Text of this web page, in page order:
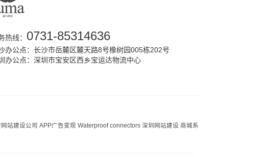
热线： 0731-85314636
办公点：长沙市岳麓区麓天路8号橡树园005栋202号
办公点：深圳市宝安区西乡宝运达物流中心
站建设公司 APP广告变现 Waterproof connectors 深圳网站建设 商城系